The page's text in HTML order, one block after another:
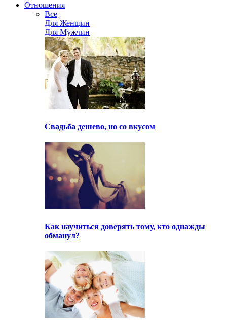
Отношения
Все
Для Женщин
Для Мужчин
Свадьба дешево, но со вкусом
Как научиться доверять тому, кто однажды
обманул?